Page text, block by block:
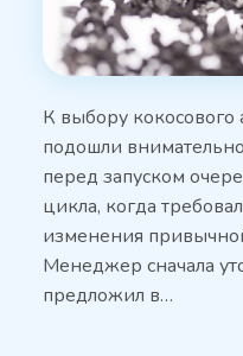
К выбору кокосового
подошли
перед запуском
цикла, когда
изменения
Менеджер сначала
предложил в…